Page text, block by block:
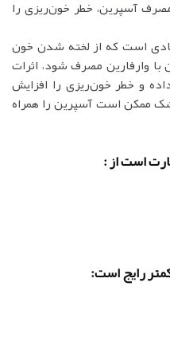
آسپرین، خطر خون‌ریزی را
است که از لخته شدن خون
با وارفارین مصرف شود، اثرات
و خطر خون‌ریزی را افزایش
ممکن است آسپرین را همراه
است از :
رایج است: